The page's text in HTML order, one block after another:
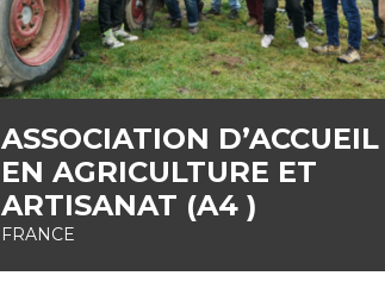
ASSOCIATION D’ACCUEIL
EN AGRICULTURE ET
ARTISANAT (A4 )
FRANCE